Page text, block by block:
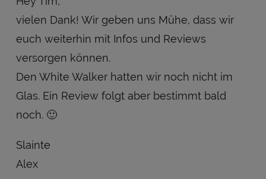
vielen Dank! Wir geben uns Mühe, dass wir
euch weiterhin mit Infos und Reviews
versorgen können.
Den White Walker hatten wir noch nicht im
Glas. Ein Review folgt aber bestimmt bald
noch. 🙂
Slainte
Alex